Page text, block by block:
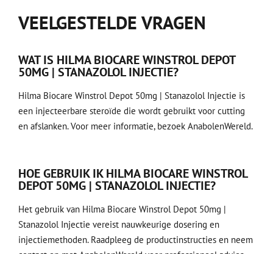
VEELGESTELDE VRAGEN
WAT IS HILMA BIOCARE WINSTROL DEPOT
50MG | STANAZOLOL INJECTIE?
Hilma Biocare Winstrol Depot 50mg | Stanazolol Injectie is
een injecteerbare steroïde die wordt gebruikt voor cutting
en afslanken. Voor meer informatie, bezoek AnabolenWereld.
HOE GEBRUIK IK HILMA BIOCARE WINSTROL
DEPOT 50MG | STANAZOLOL INJECTIE?
Het gebruik van Hilma Biocare Winstrol Depot 50mg |
Stanazolol Injectie vereist nauwkeurige dosering en
injectiemethoden. Raadpleeg de productinstructies en neem